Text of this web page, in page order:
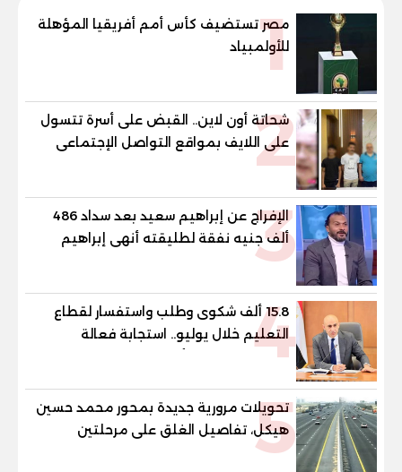
1
مصر تستضيف كأس أمم أفريقيا المؤهلة
للأولمبياد
2
شحاتة أون لاين.. القبض على أسرة تتسول
على اللايف بمواقع التواصل الإجتماعى
3
الإفراج عن إبراهيم سعيد بعد سداد 486
ألف جنيه نفقة لطليقته أنهى إبراهيم
سعيد، لاعب الأهلي ومنتخب مصر السابق،
عقب سداد مبلغ 486 ألف جنيه قيمة
المتجمد من نفقة مصروفا
415.8 ألف شكوى وطلب واستفسار لقطاع
التعليم خلال يوليو.. استجابة فعالة
لشكاوى الطلاب وأولياء الأمور
5
تحويلات مرورية جديدة بمحور محمد حسين
هيكل، تفاصيل الغلق على مرحلتين